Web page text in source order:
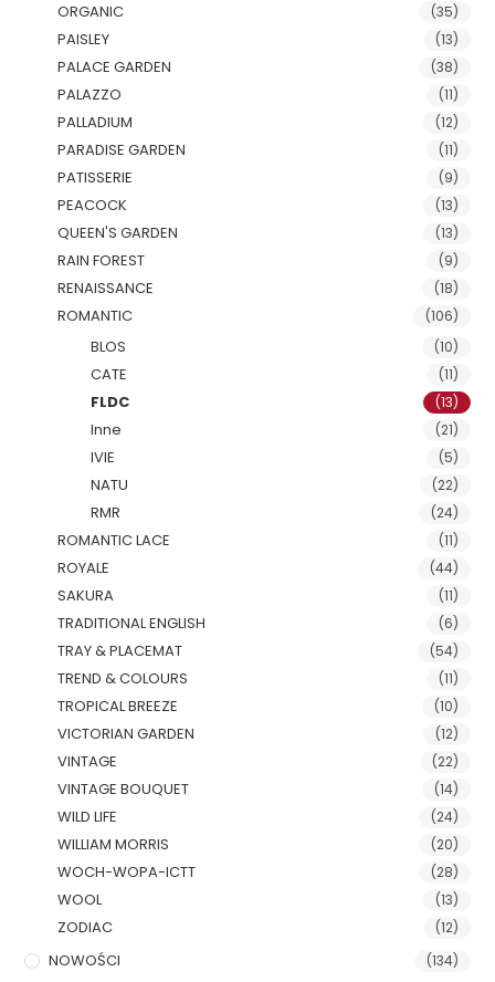
ORGANIC (35)
PAISLEY (13)
PALACE GARDEN (38)
PALAZZO (11)
PALLADIUM (12)
PARADISE GARDEN (11)
PATISSERIE (9)
PEACOCK (13)
QUEEN'S GARDEN (13)
RAIN FOREST (9)
RENAISSANCE (18)
ROMANTIC (106)
BLOS (10)
CATE (11)
FLDC (13)
Inne (21)
IVIE (5)
NATU (22)
RMR (24)
ROMANTIC LACE (11)
ROYALE (44)
SAKURA (11)
TRADITIONAL ENGLISH (6)
TRAY & PLACEMAT (54)
TREND & COLOURS (11)
TROPICAL BREEZE (10)
VICTORIAN GARDEN (12)
VINTAGE (22)
VINTAGE BOUQUET (14)
WILD LIFE (24)
WILLIAM MORRIS (20)
WOCH-WOPA-ICTT (28)
WOOL (13)
ZODIAC (12)
NOWOŚCI (134)